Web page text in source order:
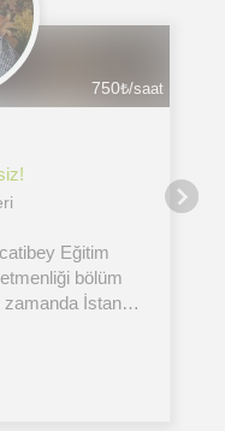
750₺/saat
Eğitim
bölüm
İstanbul
uygun bir